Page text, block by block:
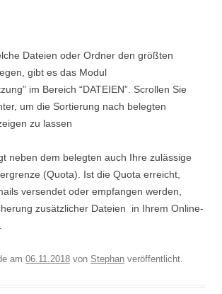
Dateien oder Ordner den größten
gibt es das Modul
im Bereich “DATEIEN”. Scrollen Sie
um die Sortierung nach belegten
zu lassen
neben dem belegten auch Ihre zulässige
(Quota). Ist die Quota erreicht,
versendet oder empfangen werden,
zusätzlicher Dateien in Ihrem Online-
am 06.11.2018 von Stephan veröffentlicht.